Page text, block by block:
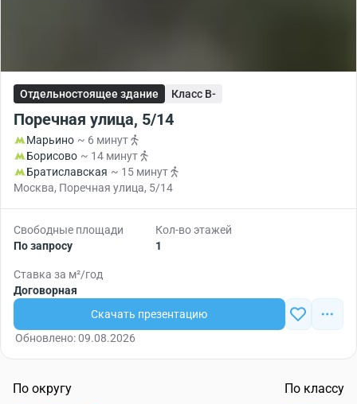
Отдельностоящее здание Класс B-
Поречная улица, 5/14
Марьино ~ 6 минут
Борисово ~ 14 минут
Братиславская ~ 15 минут
Москва, Поречная улица, 5/14
Свободные площади
По запросу
Кол-во этажей
1
Ставка за м²/год
Договорная
Скачать презентацию
Обновлено: 09.08.2026
По округу
По классу